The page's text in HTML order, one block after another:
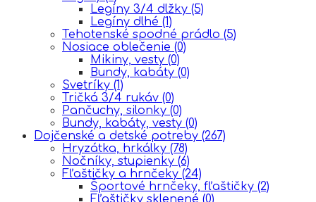
Legíny 3/4 dlžky (5)
Legíny dlhé (1)
Tehotenské spodné prádlo (5)
Nosiace oblečenie (0)
Mikiny, vesty (0)
Bundy, kabáty (0)
Svetríky (1)
Tričká 3/4 rukáv (0)
Pančuchy, silonky (0)
Bundy, kabáty, vesty (0)
Dojčenské a detské potreby (267)
Hryzátka, hrkálky (78)
Nočníky, stupienky (6)
Fľaštičky a hrnčeky (24)
Športové hrnčeky, fľaštičky (2)
Fľaštičky sklenené (0)